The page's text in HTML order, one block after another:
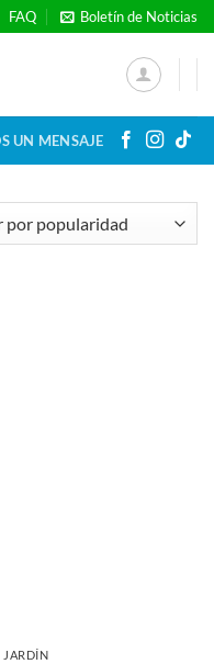
FAQ Boletín de Noticias
UN MENSAJE
JARDÍN